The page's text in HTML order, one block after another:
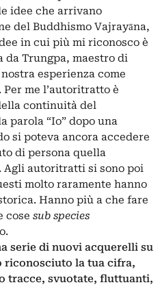
idee che arrivano
del Buddhismo Vajrayāna,
in cui più mi riconosco è
da Trungpa, maestro di
esperienza come
me l’autoritratto è
continuità del
parola “Io” dopo una
si poteva ancora accedere
di persona quella
autoritratti si sono poi
molto raramente hanno
Hanno più a che fare
cose sub species
serie di nuovi acquerelli su
riconosciuto la tua cifra,
tracce, svuotate, fluttuanti,